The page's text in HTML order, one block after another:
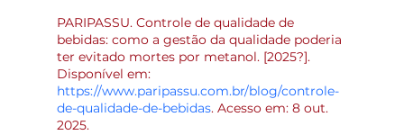
PARIPASSU. Controle de qualidade de
bebidas: como a gestão da qualidade poderia
ter evitado mortes por metanol. [2025?].
Disponível em:
https://www.paripassu.com.br/blog/controle-
de-qualidade-de-bebidas. Acesso em: 8 out.
2025.